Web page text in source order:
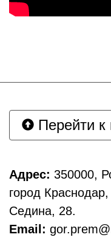
Перейти к
Адрес: 350000,
город
Седина, 28.
Email: